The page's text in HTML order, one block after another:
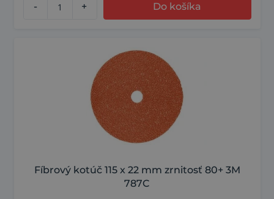
- + Do košíka
Fíbrový kotúč 115 x 22 mm zrnitosť 80+ 3M
787C